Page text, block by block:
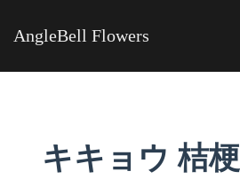
AngleBell Flowers
キキョウ 桔梗